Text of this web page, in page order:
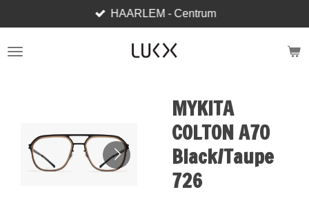
to
main
HAARLEM - Centrum
MYKITA
COLTON A70
Black/Taupe
726